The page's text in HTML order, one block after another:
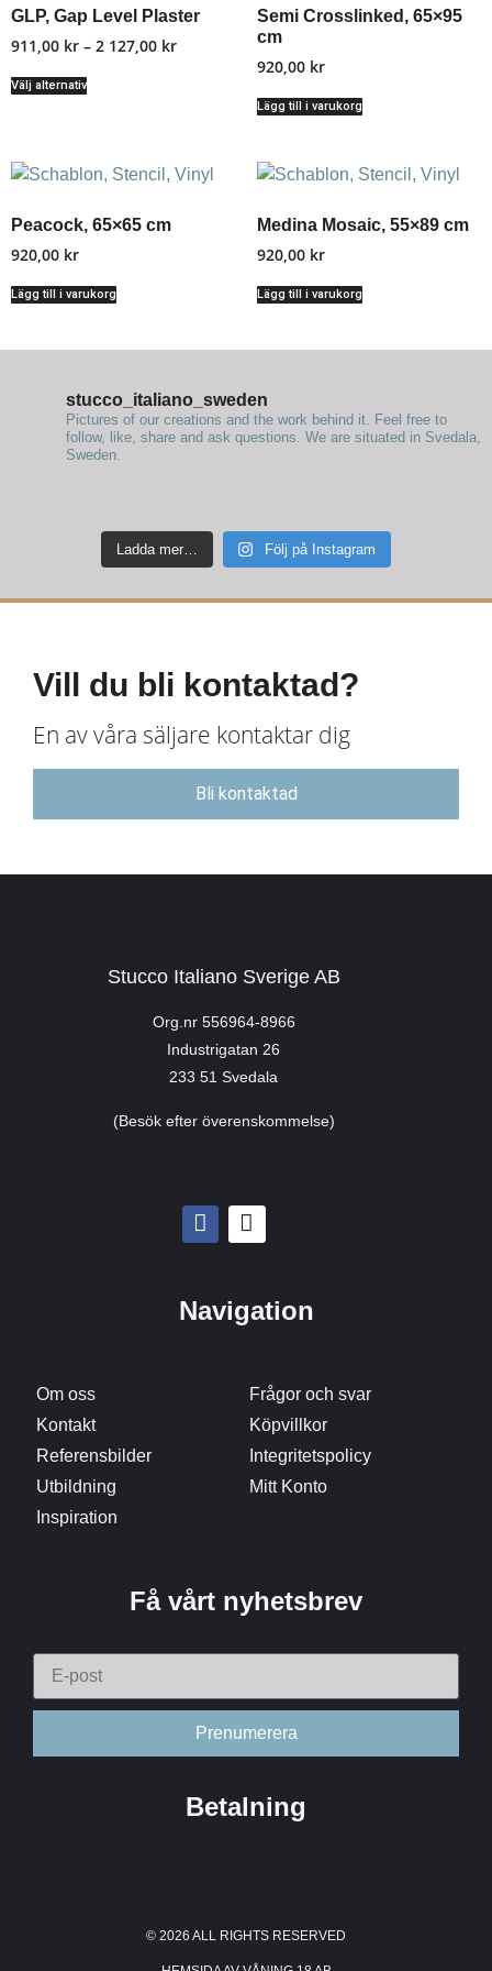
GLP, Gap Level Plaster
911,00 kr – 2 127,00 kr
Välj alternativ
Semi Crosslinked, 65×95
cm
920,00 kr
Lägg till i varukorg
Peacock, 65×65 cm
920,00 kr
Lägg till i varukorg
Medina Mosaic, 55×89 cm
920,00 kr
Lägg till i varukorg
stucco_italiano_sweden
Pictures of our creations and the work behind it. Feel free to
follow, like, share and ask questions. We are situated in Svedala,
Sweden.
Ladda mer… Följ på Instagram
Vill du bli kontaktad?
En av våra säljare kontaktar dig
Bli kontaktad
Stucco Italiano Sverige AB
Org.nr 556964-8966
Industrigatan 26
233 51 Svedala
(Besök efter överenskommelse)
Navigation
Om oss
Kontakt
Referensbilder
Utbildning
Inspiration
Frågor och svar
Köpvillkor
Integritetspolicy
Mitt Konto
Få vårt nyhetsbrev
Betalning
© 2026 ALL RIGHTS RESERVED​